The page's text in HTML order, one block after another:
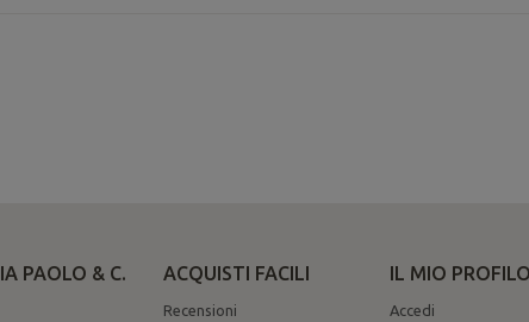
PAOLO & C. ACQUISTI FACILI
Recensioni
IL MIO PROFILO
Accedi